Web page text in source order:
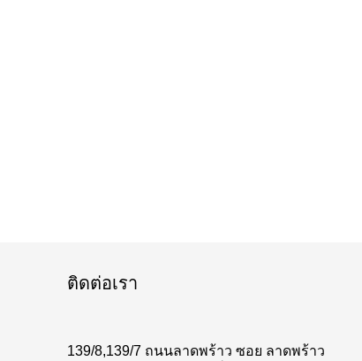
ติดต่อเรา
139/8,139/7 ถนนลาดพร้าว ซอย ลาดพร้าว